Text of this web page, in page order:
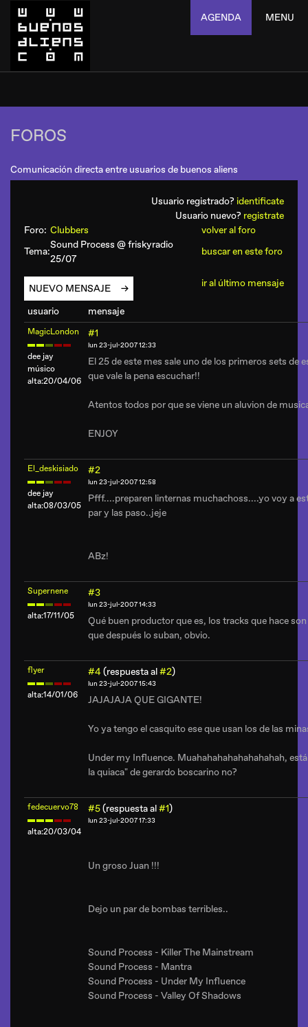
AGENDA MENU
FOROS
Comunicación directa entre usuarios de buenos aliens
Usuario registrado? identificate
Usuario nuevo? registrate
Foro: Clubbers
volver al foro
Tema:
Sound Process @ friskyradio
25/07
buscar en este foro
NUEVO MENSAJE ir al último mensaje
usuario mensaje
MagicLondon
dee jay
músico
alta:20/04/06
#1
lun 23-jul-2007 12:33
El 25 de este mes sale uno de los primeros sets de
que vale la pena escuchar!!
Atentos todos por que se viene un aluvion de
ENJOY
El_deskisiado
dee jay
alta:08/03/05
#2
lun 23-jul-2007 12:58
Pfff....preparen linternas muchachoss....yo voy a
par y las paso..jeje
ABz!
Supernene
alta:17/11/05
#3
lun 23-jul-2007 14:33
Qué buen productor que es, los tracks que hace
que después lo suban, obvio.
flyer
alta:14/01/06
#4(respuesta al#2)
lun 23-jul-2007 15:43
JAJAJAJA QUE GIGANTE!
Yo ya tengo el casquito ese que usan los de las
Under my Influence. Muahahahahahahahahah,
la quiaca" de gerardo boscarino no?
fedecuervo78
alta:20/03/04
#5(respuesta al#1)
lun 23-jul-2007 17:33
Un groso Juan !!!
Dejo un par de bombas terribles..
Sound Process - Killer The Mainstream
Sound Process - Mantra
Sound Process - Under My Influence
Sound Process - Valley Of Shadows